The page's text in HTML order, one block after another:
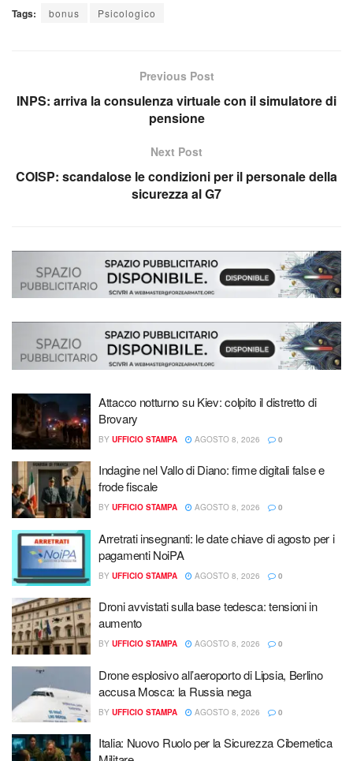
Tags: bonus Psicologico
Previous Post
INPS: arriva la consulenza virtuale con il simulatore di
pensione
Next Post
COISP: scandalose le condizioni per il personale della
sicurezza al G7
Attacco notturno su Kiev: colpito il distretto di
Brovary
BY UFFICIO STAMPA AGOSTO 8, 2026 0
Indagine nel Vallo di Diano: firme digitali false e
frode fiscale
BY UFFICIO STAMPA AGOSTO 8, 2026 0
Arretrati insegnanti: le date chiave di agosto per i
pagamenti NoiPA
BY UFFICIO STAMPA AGOSTO 8, 2026 0
Droni avvistati sulla base tedesca: tensioni in
aumento
BY UFFICIO STAMPA AGOSTO 8, 2026 0
Drone esplosivo all’aeroporto di Lipsia, Berlino
accusa Mosca: la Russia nega
BY UFFICIO STAMPA AGOSTO 8, 2026 0
Italia: Nuovo Ruolo per la Sicurezza Cibernetica